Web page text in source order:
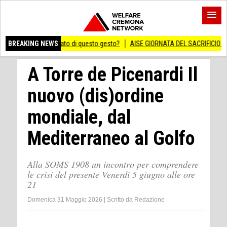
BREAKING NEWS
di questo gesto? AISE GIORNATA DEL SACRIFICIO DEL LAVORO
A Torre de Picenardi Il
nuovo (dis)ordine
mondiale, dal
Mediterraneo al Golfo
Alla SOMS 1908 un incontro per comprendere
le crisi del presente Venerdì 5 giugno alle ore
21
Domenica 31 Maggio 2026 Scritto da Redazione